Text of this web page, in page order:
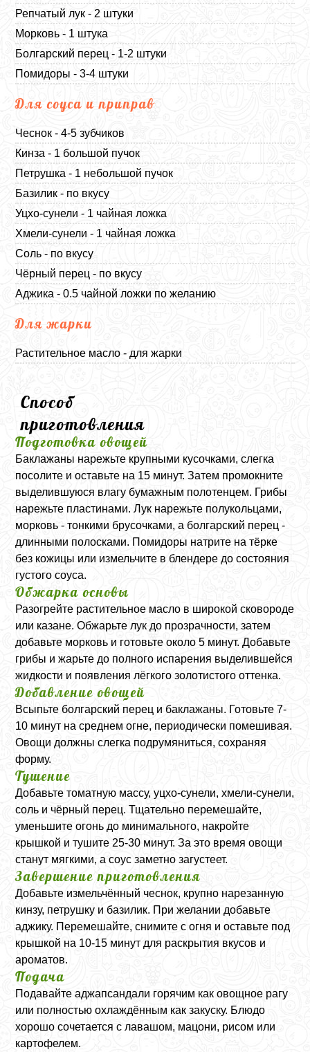
Репчатый лук - 2 штуки
Морковь - 1 штука
Болгарский перец - 1-2 штуки
Помидоры - 3-4 штуки
Для соуса и приправ
Чеснок - 4-5 зубчиков
Кинза - 1 большой пучок
Петрушка - 1 небольшой пучок
Базилик - по вкусу
Уцхо-сунели - 1 чайная ложка
Хмели-сунели - 1 чайная ложка
Соль - по вкусу
Чёрный перец - по вкусу
Аджика - 0.5 чайной ложки по желанию
Для жарки
Растительное масло - для жарки
Способ
приготовления
Подготовка овощей
Баклажаны нарежьте крупными кусочками, слегка
посолите и оставьте на 15 минут. Затем промокните
выделившуюся влагу бумажным полотенцем. Грибы
нарежьте пластинами. Лук нарежьте полукольцами,
морковь - тонкими брусочками, а болгарский перец -
длинными полосками. Помидоры натрите на тёрке
без кожицы или измельчите в блендере до состояния
густого соуса.
Обжарка основы
Разогрейте растительное масло в широкой сковороде
или казане. Обжарьте лук до прозрачности, затем
добавьте морковь и готовьте около 5 минут. Добавьте
грибы и жарьте до полного испарения выделившейся
жидкости и появления лёгкого золотистого оттенка.
Добавление овощей
Всыпьте болгарский перец и баклажаны. Готовьте 7-
10 минут на среднем огне, периодически помешивая.
Овощи должны слегка подрумяниться, сохраняя
форму.
Тушение
Добавьте томатную массу, уцхо-сунели, хмели-сунели,
соль и чёрный перец. Тщательно перемешайте,
уменьшите огонь до минимального, накройте
крышкой и тушите 25-30 минут. За это время овощи
станут мягкими, а соус заметно загустеет.
Завершение приготовления
Добавьте измельчённый чеснок, крупно нарезанную
кинзу, петрушку и базилик. При желании добавьте
аджику. Перемешайте, снимите с огня и оставьте под
крышкой на 10-15 минут для раскрытия вкусов и
ароматов.
Подача
Подавайте аджапсандали горячим как овощное рагу
или полностью охлаждённым как закуску. Блюдо
хорошо сочетается с лавашом, мацони, рисом или
картофелем.